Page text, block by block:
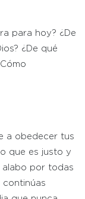
para hoy? ¿De
¿De qué
a obedecer tus
que es justo y
alabo por todas
continúas